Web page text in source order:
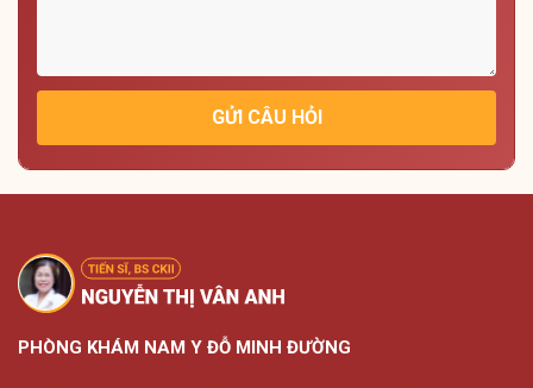
GỬI CÂU HỎI
PHÒNG KHÁM NAM Y ĐỖ MINH ĐƯỜNG